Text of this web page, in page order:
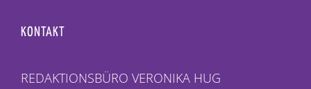
KONTAKT
REDAKTIONSBÜRO VERONIKA HUG